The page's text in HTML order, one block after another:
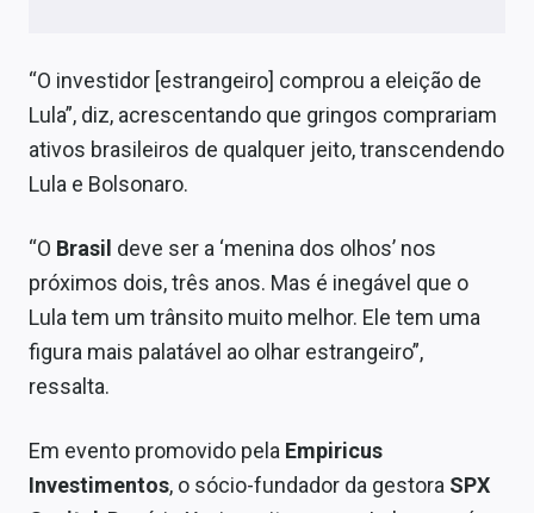
“O investidor [estrangeiro] comprou a eleição de
Lula”, diz, acrescentando que gringos comprariam
ativos brasileiros de qualquer jeito, transcendendo
Lula e Bolsonaro.
“O Brasil deve ser a ‘menina dos olhos’ nos
próximos dois, três anos. Mas é inegável que o
Lula tem um trânsito muito melhor. Ele tem uma
figura mais palatável ao olhar estrangeiro”,
ressalta.
Em evento promovido pela Empiricus
Investimentos, o sócio-fundador da gestora SPX